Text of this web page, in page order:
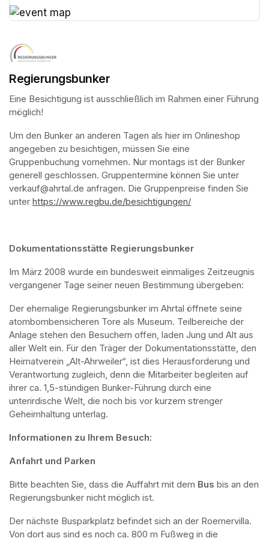
Regierungsbunker
Eine Besichtigung ist ausschließlich im Rahmen einer Führung
möglich!
Um den Bunker an anderen Tagen als hier im Onlineshop
angegeben zu besichtigen, müssen Sie eine
Gruppenbuchung vornehmen. Nur montags ist der Bunker
generell geschlossen. Gruppentermine können Sie unter
verkauf@ahrtal.de anfragen. Die Gruppenpreise finden Sie
unter https://www.regbu.de/besichtigungen/
Dokumentationsstätte Regierungsbunker
Im März 2008 wurde ein bundesweit einmaliges Zeitzeugnis
vergangener Tage seiner neuen Bestimmung übergeben:
Der ehemalige Regierungsbunker im Ahrtal öffnete seine
atombombensicheren Tore als Museum. Teilbereiche der
Anlage stehen den Besuchern offen, laden Jung und Alt aus
aller Welt ein. Für den Träger der Dokumentationsstätte, den
Heimatverein „Alt-Ahrweiler“, ist dies Herausforderung und
Verantwortung zugleich, denn die Mitarbeiter begleiten auf
ihrer ca. 1,5-stündigen Bunker-Führung durch eine
unterirdische Welt, die noch bis vor kurzem strenger
Geheimhaltung unterlag.
Informationen zu Ihrem Besuch:
Anfahrt und Parken
Bitte beachten Sie, dass die Auffahrt mit dem Bus bis an den
Regierungsbunker nicht möglich ist.
Der nächste Busparkplatz befindet sich an der Roemervilla.
Von dort aus sind es noch ca. 800 m Fußweg in die